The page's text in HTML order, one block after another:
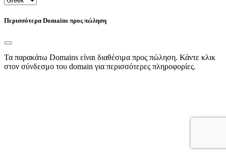
Περισσότερα Domains προς πώληση
Τα παρακάτω Domains είναι διαθέσιμα προς πώληση. Κάντε κλικ
στον σύνδεσμο του domain για περισσότερες πληροφορίες.